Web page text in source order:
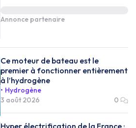
Annonce partenaire
Ce moteur de bateau est le
premier à fonctionner entièrement
à l’hydrogène
Hydrogène
3 août 2026
0
Hyper électrification de la France :